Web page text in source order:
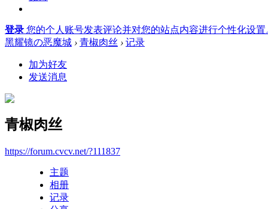
登录 您的个人账号发表评论并对您的站点内容进行个性化设置
黑耀镜の恶魔城 › 青椒肉丝 › 记录
加为好友
发送消息
青椒肉丝
https://forum.cvcv.net/?111837
主题
相册
记录